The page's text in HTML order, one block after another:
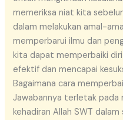
memeriksa niat kita
dalam melakukan amal-
memperbarui ilmu dan
kita dapat memperbaiki
efektif dan mencapai
Bagaimana cara
Jawabannya terletak pada
kehadiran Allah SWT